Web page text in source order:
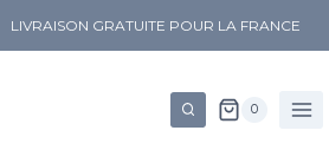
LIVRAISON GRATUITE POUR LA FRANCE
0